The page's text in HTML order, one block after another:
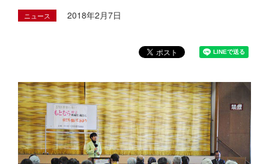
ニュース 2018年2月7日